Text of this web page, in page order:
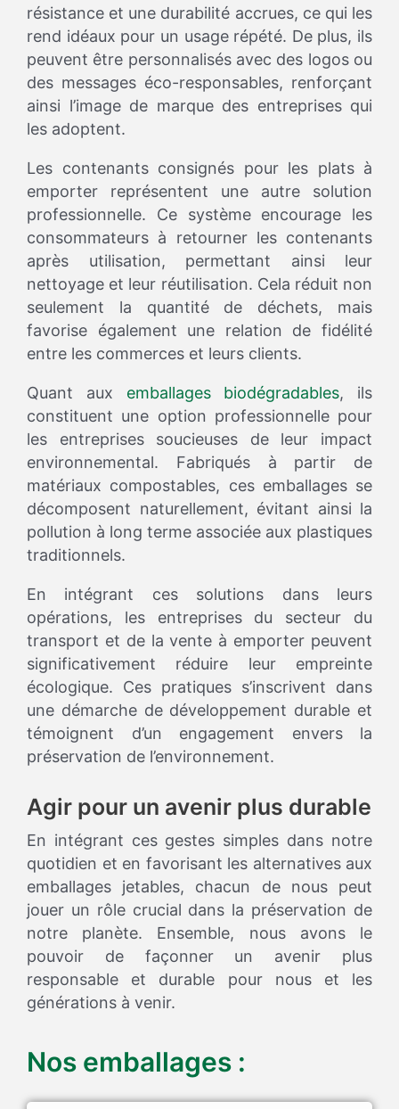
résistance et une durabilité accrues, ce qui les
rend idéaux pour un usage répété. De plus, ils
peuvent être personnalisés avec des logos ou
des messages éco-responsables, renforçant
ainsi l’image de marque des entreprises qui
les adoptent.
Les contenants consignés pour les plats à
emporter représentent une autre solution
professionnelle. Ce système encourage les
consommateurs à retourner les contenants
après utilisation, permettant ainsi leur
nettoyage et leur réutilisation. Cela réduit non
seulement la quantité de déchets, mais
favorise également une relation de fidélité
entre les commerces et leurs clients.
Quant aux emballages biodégradables, ils
constituent une option professionnelle pour
les entreprises soucieuses de leur impact
environnemental. Fabriqués à partir de
matériaux compostables, ces emballages se
décomposent naturellement, évitant ainsi la
pollution à long terme associée aux plastiques
traditionnels.
En intégrant ces solutions dans leurs
opérations, les entreprises du secteur du
transport et de la vente à emporter peuvent
significativement réduire leur empreinte
écologique. Ces pratiques s’inscrivent dans
une démarche de développement durable et
témoignent d’un engagement envers la
préservation de l’environnement.
Agir pour un avenir plus durable
En intégrant ces gestes simples dans notre
quotidien et en favorisant les alternatives aux
emballages jetables, chacun de nous peut
jouer un rôle crucial dans la préservation de
notre planète. Ensemble, nous avons le
pouvoir de façonner un avenir plus
responsable et durable pour nous et les
générations à venir.
Nos emballages :